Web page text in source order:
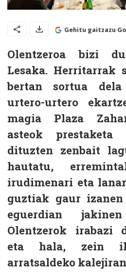
Gehitu gaitzazu
Olentzeroa bizi
Lesaka. Herritarrak
bertan sortua
urtero-urtero
magia Plaza
asteok prestaketa
dituzten zenbait
hautatu,
irudimenari eta
guztiak gaur
eguerdian
Olentzerok irabazi
eta hala, zein
arratsaldeko